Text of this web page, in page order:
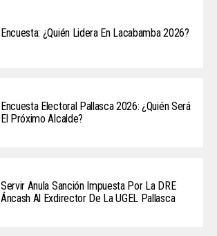
Encuesta: ¿Quién Lidera En Lacabamba 2026?
Encuesta Electoral Pallasca 2026: ¿Quién Será
El Próximo Alcalde?
Servir Anula Sanción Impuesta Por La DRE
Áncash Al Exdirector De La UGEL Pallasca